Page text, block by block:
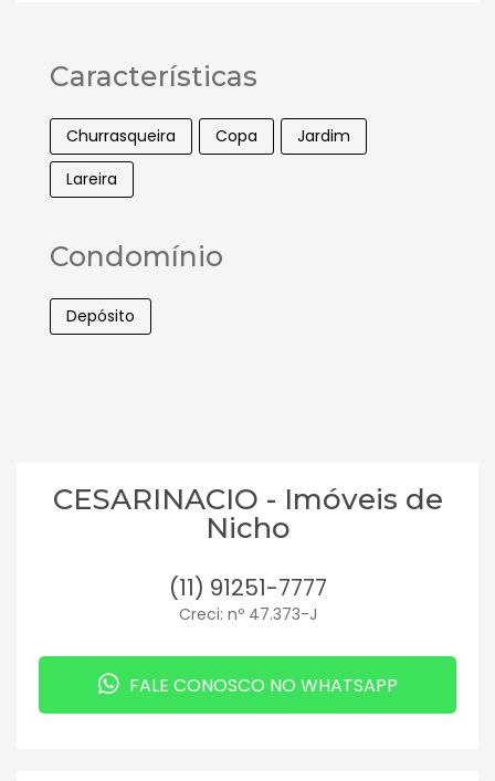
Características
Churrasqueira Copa
Jardim
Lareira
Condomínio
Depósito
CESARINACIO - Imóveis de
Nicho
(11) 91251-7777
Creci: nº 47.373-J
FALE CONOSCO NO WHATSAPP